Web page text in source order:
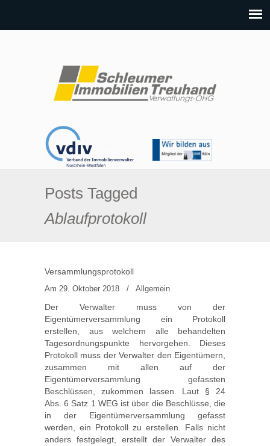
Posts Tagged
Ablaufprotokoll
Versammlungsprotokoll
Am 29. Oktober 2018 / Allgemein
Der Verwalter muss von der
Eigentümerversammlung ein Protokoll
erstellen, aus welchem alle behandelten
Tagesordnungspunkte hervorgehen. Dieses
Protokoll muss der Verwalter den Eigentümern,
zusammen mit allen auf der
Eigentümerversammlung gefassten
Beschlüssen, zukommen lassen. Laut § 24
Abs. 6 Satz 1 WEG ist über die Beschlüsse, die
in der Eigentümerversammlung gefasst
werden, ein Protokoll zu erstellen. Falls nicht
anders festgelegt, erstellt der Verwalter des